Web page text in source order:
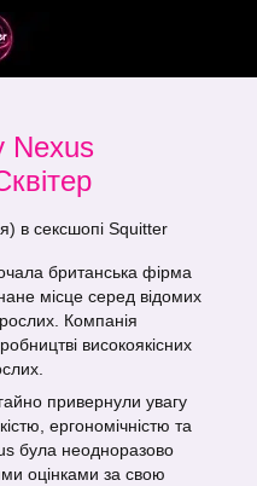
Nexus
британська фірма
місце серед відомих
Компанія
високоякісних
привернули увагу
ергономічністю та
була неодноразово
оцінками за свою